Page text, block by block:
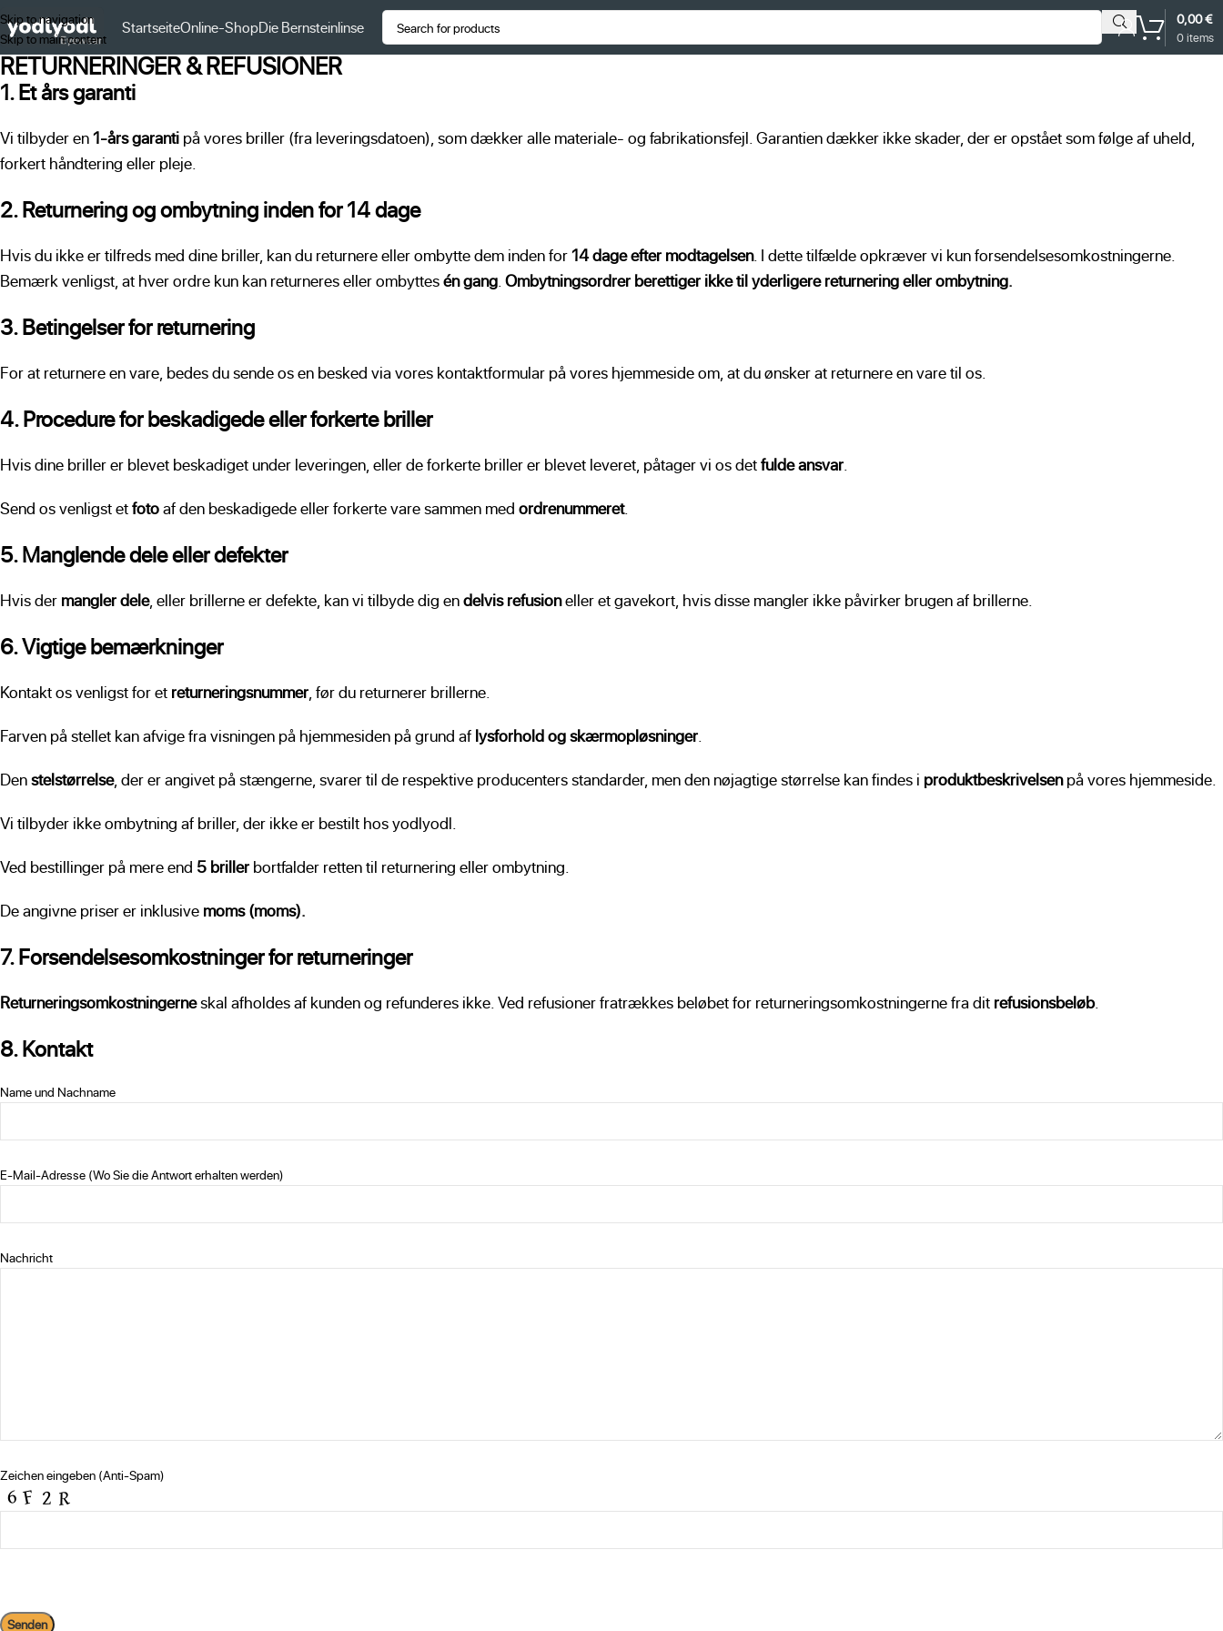
Skip to navigation
Skip to main content
StartseiteOnline-ShopDie Bernsteinlinse 0items
0,00€
RETURNERINGER & REFUSIONER
1. Et års garanti
Vi tilbyder en1-års garanti på vores briller (fra leveringsdatoen), som dækker alle materiale- og fabrikationsfejl. Garantien dækker ikke skader, der er opstået som følge af uheld,
forkert håndtering eller pleje.
2. Returnering og ombytning inden for 14 dage
Hvis du ikke er tilfreds med dine briller, kan du returnere eller ombytte dem inden for14 dage efter modtagelsen. I dette tilfælde opkræver vi kun forsendelsesomkostningerne.
Bemærk venligst, at hver ordre kun kan returneres eller ombyttesén gang.Ombytningsordrer berettiger ikke til yderligere returnering eller ombytning.
3. Betingelser for returnering
For at returnere en vare, bedes du sende os en besked via vores kontaktformular på vores hjemmeside om, at du ønsker at returnere en vare til os.
4. Procedure for beskadigede eller forkerte briller
Hvis dine briller er blevet beskadiget under leveringen, eller de forkerte briller er blevet leveret, påtager vi os detfulde ansvar.
Send os venligst etfotoaf den beskadigede eller forkerte vare sammen med ordrenummeret.
5. Manglende dele eller defekter
Hvis der mangler dele, eller brillerne er defekte, kan vi tilbyde dig endelvis refusioneller et gavekort, hvis disse mangler ikke påvirker brugen af brillerne.
6. Vigtige bemærkninger
Kontakt os venligst for et returneringsnummer, før du returnerer brillerne.
Farven på stellet kan afvige fra visningen på hjemmesiden på grund af lysforhold og skærmopløsninger.
Denstelstørrelse, der er angivet på stængerne, svarer til de respektive producenters standarder, men den nøjagtige størrelse kan findes i produktbeskrivelsenpå vores hjemmeside.
Vi tilbyder ikke ombytning af briller, der ikke er bestilt hos yodlyodl.
Ved bestillinger på mere end 5 briller bortfalder retten til returnering eller ombytning.
De angivne priser er inklusive moms (moms).
7. Forsendelsesomkostninger for returneringer
Returneringsomkostningerneskal afholdes af kunden og refunderes ikke. Ved refusioner fratrækkes beløbet for returneringsomkostningerne fra dit refusionsbeløb.
8. Kontakt
Name und Nachname
E-Mail-Adresse (Wo Sie die Antwort erhalten werden)
Nachricht
Zeichen eingeben (Anti-Spam)